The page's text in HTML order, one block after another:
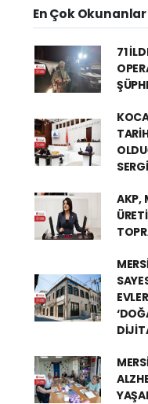
En Çok Okunanlar
71
AKP,